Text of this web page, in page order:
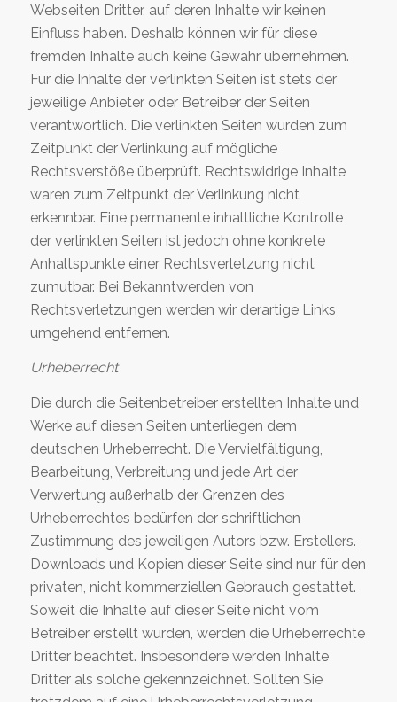
Webseiten Dritter, auf deren Inhalte wir keinen
Einfluss haben. Deshalb können wir für diese
fremden Inhalte auch keine Gewähr übernehmen.
Für die Inhalte der verlinkten Seiten ist stets der
jeweilige Anbieter oder Betreiber der Seiten
verantwortlich. Die verlinkten Seiten wurden zum
Zeitpunkt der Verlinkung auf mögliche
Rechtsverstöße überprüft. Rechtswidrige Inhalte
waren zum Zeitpunkt der Verlinkung nicht
erkennbar. Eine permanente inhaltliche Kontrolle
der verlinkten Seiten ist jedoch ohne konkrete
Anhaltspunkte einer Rechtsverletzung nicht
zumutbar. Bei Bekanntwerden von
Rechtsverletzungen werden wir derartige Links
umgehend entfernen.
Urheberrecht
Die durch die Seitenbetreiber erstellten Inhalte und
Werke auf diesen Seiten unterliegen dem
deutschen Urheberrecht. Die Vervielfältigung,
Bearbeitung, Verbreitung und jede Art der
Verwertung außerhalb der Grenzen des
Urheberrechtes bedürfen der schriftlichen
Zustimmung des jeweiligen Autors bzw. Erstellers.
Downloads und Kopien dieser Seite sind nur für den
privaten, nicht kommerziellen Gebrauch gestattet.
Soweit die Inhalte auf dieser Seite nicht vom
Betreiber erstellt wurden, werden die Urheberrechte
Dritter beachtet. Insbesondere werden Inhalte
Dritter als solche gekennzeichnet. Sollten Sie